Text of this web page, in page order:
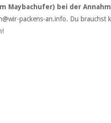
Maybachufer) bei der
packens-an.info. Du